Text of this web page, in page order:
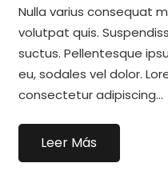
Nulla varius consequat
volutpat quis.
suctus. Pellentesque
eu, sodales vel dolor.
consectetur adipiscing…
Leer Más